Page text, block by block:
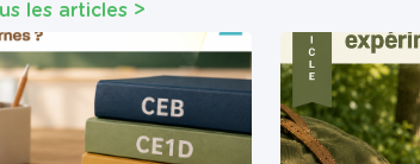
les articles >